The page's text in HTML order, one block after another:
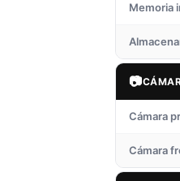
Memoria
📷
Cámara
Cámara